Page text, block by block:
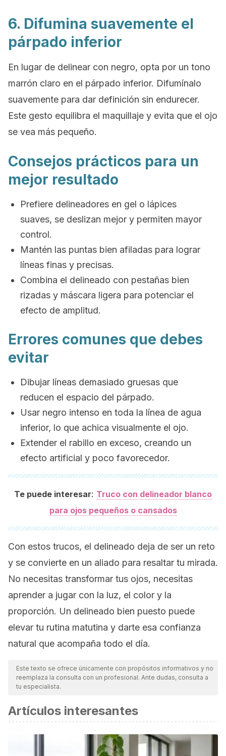
6. Difumina suavemente el
párpado inferior
En lugar de delinear con negro, opta por un tono
marrón claro en el párpado inferior. Difumínalo
suavemente para dar definición sin endurecer.
Este gesto equilibra el maquillaje y evita que el ojo
se vea más pequeño.
Consejos prácticos para un
mejor resultado
Prefiere delineadores en gel o lápices
suaves, se deslizan mejor y permiten mayor
control.
Mantén las puntas bien afiladas para lograr
líneas finas y precisas.
Combina el delineado con pestañas bien
rizadas y máscara ligera para potenciar el
efecto de amplitud.
Errores comunes que debes
evitar
Dibujar líneas demasiado gruesas que
reducen el espacio del párpado.
Usar negro intenso en toda la línea de agua
inferior, lo que achica visualmente el ojo.
Extender el rabillo en exceso, creando un
efecto artificial y poco favorecedor.
Te puede interesar: Truco con delineador blanco
para ojos pequeños o cansados
Con estos trucos, el delineado deja de ser un reto
y se convierte en un aliado para resaltar tu mirada.
No necesitas transformar tus ojos, necesitas
aprender a jugar con la luz, el color y la
proporción. Un delineado bien puesto puede
elevar tu rutina matutina y darte esa confianza
natural que acompaña todo el día.
Este texto se ofrece únicamente con propósitos informativos y no
reemplaza la consulta con un profesional. Ante dudas, consulta a
tu especialista.
Artículos interesantes